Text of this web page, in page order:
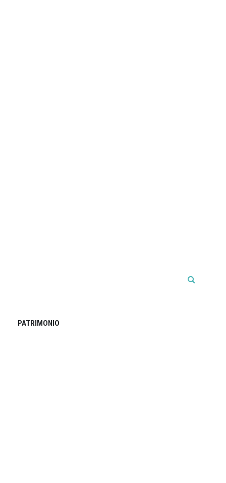
PATRIMONIO